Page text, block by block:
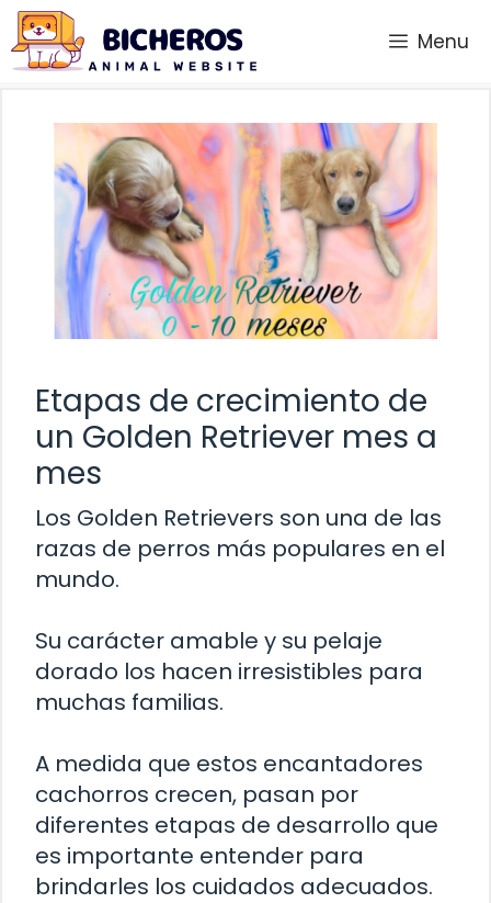
Saltar
al
contenido
Menu
Etapas de crecimiento de
un Golden Retriever mes a
mes
Los Golden Retrievers son una de las
razas de perros más populares en el
mundo.
Su carácter amable y su pelaje
dorado los hacen irresistibles para
muchas familias.
A medida que estos encantadores
cachorros crecen, pasan por
diferentes etapas de desarrollo que
es importante entender para
brindarles los cuidados adecuados.